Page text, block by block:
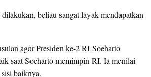
beliau sangat layak mendapatkan
agar Presiden ke-2 RI Soeharto
saat Soeharto memimpin RI. Ia menilai
baiknya.